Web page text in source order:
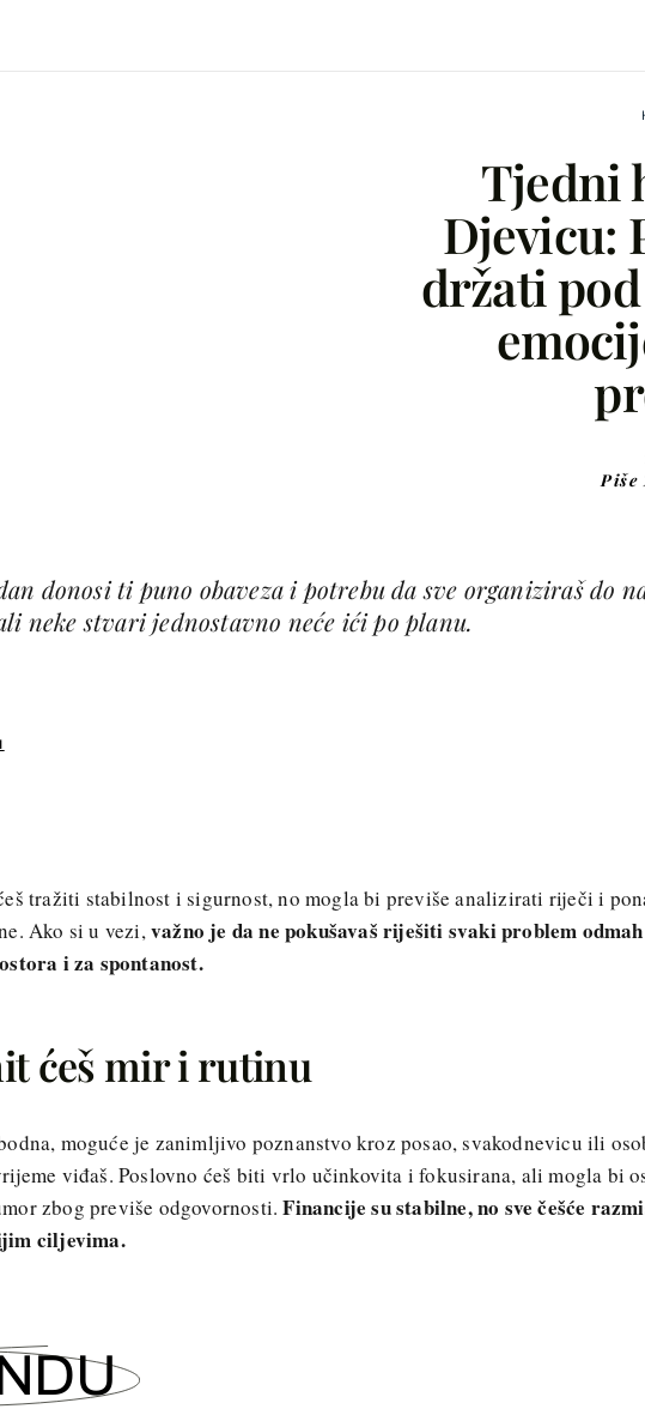
Tjedni
Djevicu:
držati
Piše
donosi ti puno obaveza i potrebu da sve organiziraš do
neke stvari jednostavno neće ići po planu.
Facebook
tražiti stabilnost i sigurnost, no mogla bi previše analizirati riječi i
Ako si u vezi, važno je da ne pokušavaš riješiti svaki problem
i za spontanost.
ćeš mir i rutinu
moguće je zanimljivo poznanstvo kroz posao, svakodnevicu ili
viđaš. Poslovno ćeš biti vrlo učinkovita i fokusirana, ali mogla bi
zbog previše odgovornosti.Financije su stabilne, no sve češće
ciljevima.